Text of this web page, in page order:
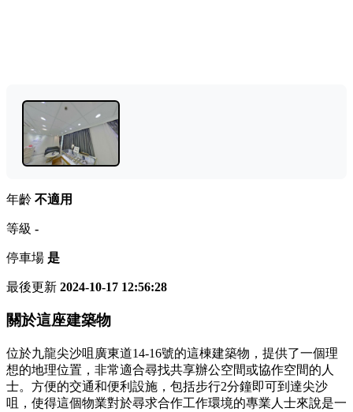
年齡 不適用
等級 -
停車場 是
最後更新 2024-10-17 12:56:28
關於這座建築物
位於九龍尖沙咀廣東道14-16號的這棟建築物，提供了一個理
想的地理位置，非常適合尋找共享辦公空間或協作空間的人
士。方便的交通和便利設施，包括步行2分鐘即可到達尖沙
咀，使得這個物業對於尋求合作工作環境的專業人士來說是一